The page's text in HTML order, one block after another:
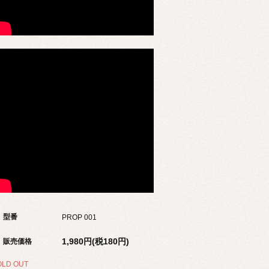
型番 PROP 001
販売価格 1,980円(税180円)
OUT